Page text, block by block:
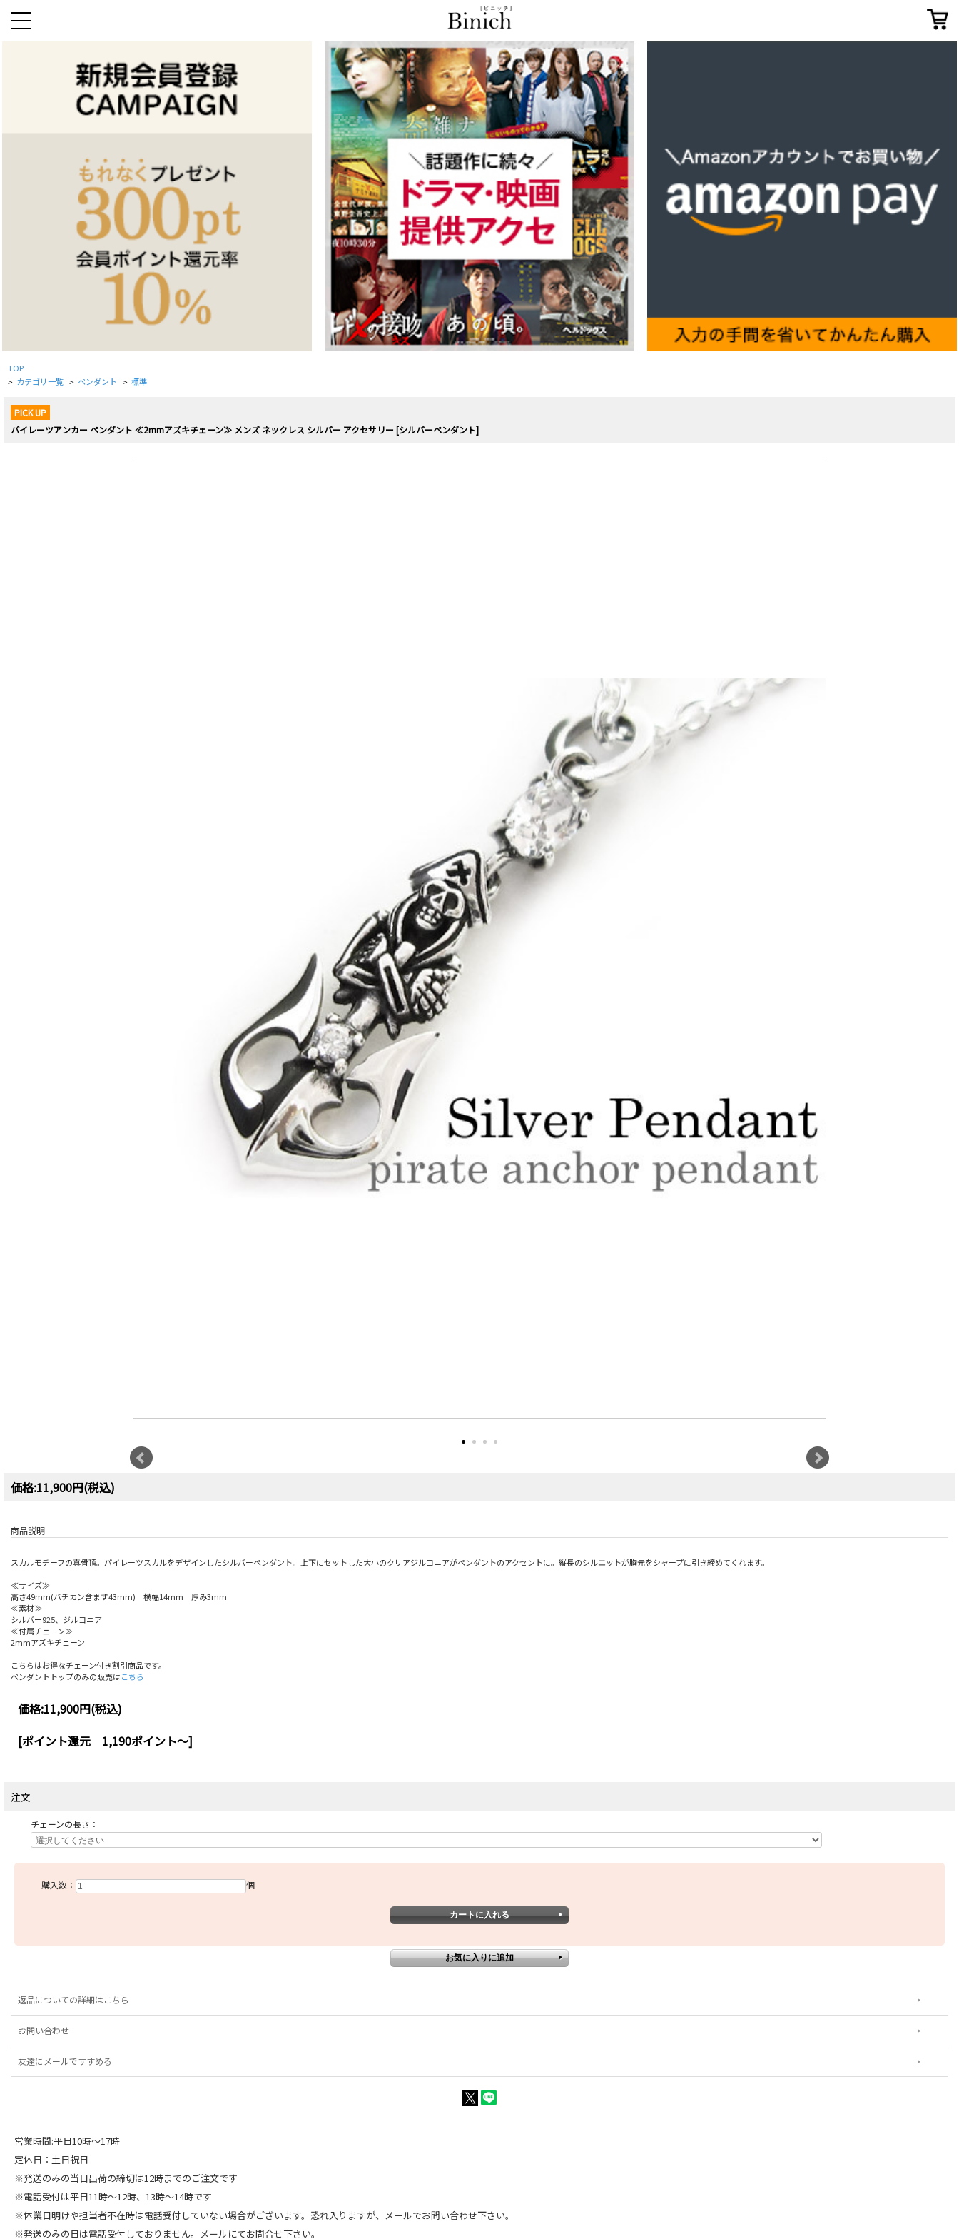
TOP
> カテゴリ一覧 > ペンダント > 標準
PICK UP
パイレーツアンカー ペンダント ≪2mmアズキチェーン≫ メンズ ネックレス シルバー アクセサリー [シルバーペンダント]
価格:11,900円(税込)
商品説明
スカルモチーフの真骨頂。パイレーツスカルをデザインしたシルバーペンダント。上下にセットした大小のクリアジルコニアがペンダントのアクセントに。縦長のシルエットが胸元をシャープに引き締めてくれます。
≪サイズ≫
高さ49mm(バチカン含まず43mm) 横幅14mm 厚み3mm
≪素材≫
シルバー925、ジルコニア
≪付属チェーン≫
2mmアズキチェーン
こちらはお得なチェーン付き割引商品です。
ペンダントトップのみの販売はこちら
価格:11,900円(税込)
[ポイント還元 1,190ポイント～]
注文
チェーンの長さ：
購入数： 個
返品についての詳細はこちら
お問い合わせ
友達にメールですすめる
営業時間:平日10時～17時
定休日：土日祝日
※発送のみの当日出荷の締切は12時までのご注文です
※電話受付は平日11時～12時、13時～14時です
※休業日明けや担当者不在時は電話受付していない場合がございます。恐れ入りますが、メールでお問い合わせ下さい。
※発送のみの日は電話受付しておりません。メールにてお問合せ下さい。